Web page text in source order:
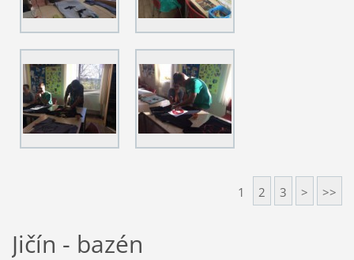
1 2 3 > >>
Jičín - bazén